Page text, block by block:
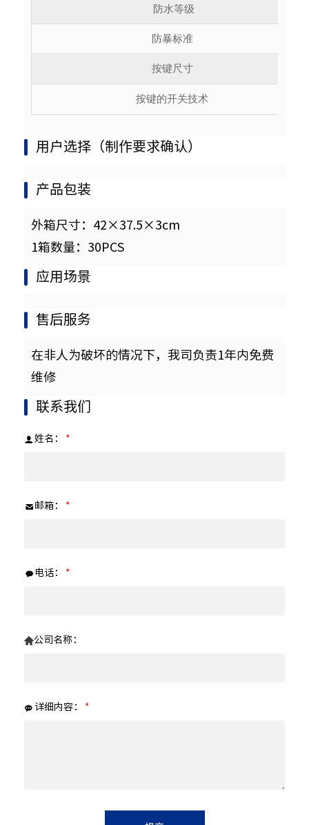
防水等级
防暴标准
按键尺寸
按键的开关技术
用户选择（制作要求确认）
产品包装
外箱尺寸：42×37.5×3cm
1箱数量：30PCS
应用场景
售后服务
在非人为破坏的情况下，我司负责1年内免费
维修
联系我们
姓名： *
邮箱： *
电话： *
公司名称：
详细内容： *